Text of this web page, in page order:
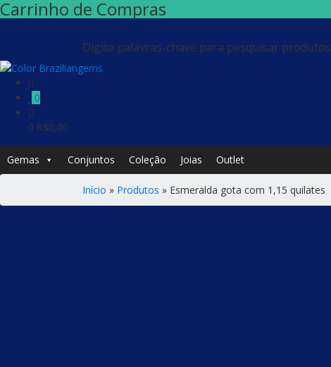
Carrinho de Compras
Digite palavras-chave para pesquisar produtos
0
0 R$0,00
Gemas Conjuntos Coleção Joias Outlet
Início » Produtos » Esmeralda gota com 1,15 quilates